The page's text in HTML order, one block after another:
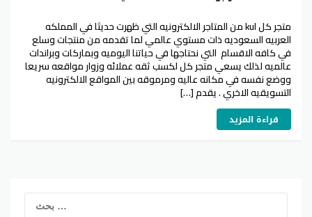
متجر كل kul من المتاجر الالكترونيه التي ظهرت حديثا في المملكه
العربيه السعوديه ذات مستوي عالمي لما تقدمه من منتجات وسلع
في كافه الاقسام التي نحتاجها في حياتنا اليوميه وبماركات وبراندات
عالميه لذلك يسعي متجر كل لكسب ثقه عملائه وزوار مواقعه سريعا
ووضع نفسه في مكانه عاليه ومرموقه بين المواقع الالكترونيه
التسويقيه الاخري . يقدم […]
قراءة المزيد